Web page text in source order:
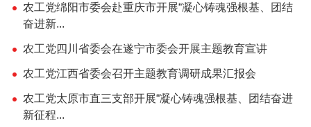
农工党绵阳市委会赴重庆市开展“凝心铸魂强根基、团结
奋进新...
农工党四川省委会在遂宁市委会开展主题教育宣讲
农工党江西省委会召开主题教育调研成果汇报会
农工党太原市直三支部开展“凝心铸魂强根基、团结奋进
新征程...